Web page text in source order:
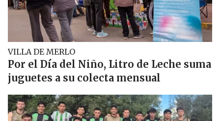
VILLA DE MERLO
Por el Día del Niño, Litro de Leche suma
juguetes a su colecta mensual